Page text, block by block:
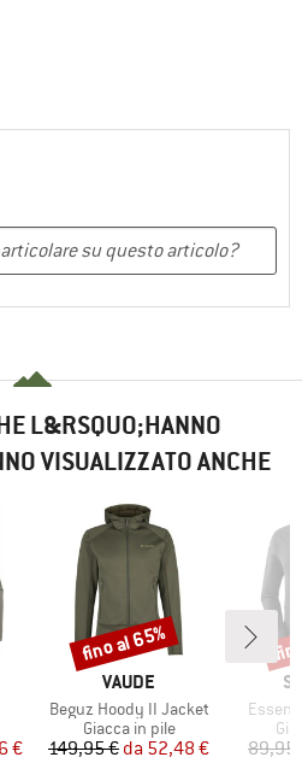
L&RSQUO;HANNO
VISUALIZZATO ANCHE
€
MARCHIO
VAUDE
Articolo
Beguz Hoody II Jacket
Gruppo di prodotti
Giacca in pile
Prezzo
149,95 € Prezzo ridotto
da 52,48 €
Sconto
fino al 65%
Articolo
89,95